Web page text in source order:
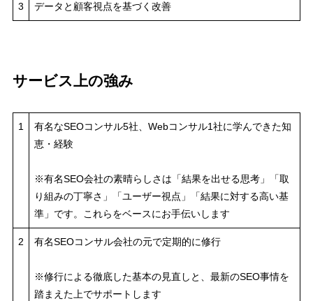
3 データと顧客視点を基づく改善
サービス上の強み
1
有名なSEOコンサル5社、Webコンサル1社に学んできた知
恵・経験
※有名SEO会社の素晴らしさは「結果を出せる思考」「取
り組みの丁寧さ」「ユーザー視点」「結果に対する高い基
準」です。これらをベースにお手伝いします
2 有名SEOコンサル会社の元で定期的に修行
※修行による徹底した基本の見直しと、最新のSEO事情を
踏まえた上でサポートします